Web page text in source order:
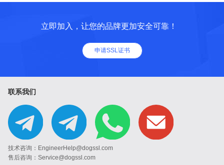
立即加入，让您的品牌更加安全可靠！
申请SSL证书
联系我们
技术咨询：EngineerHelp@dogssl.com
售后咨询：Service@dogssl.com